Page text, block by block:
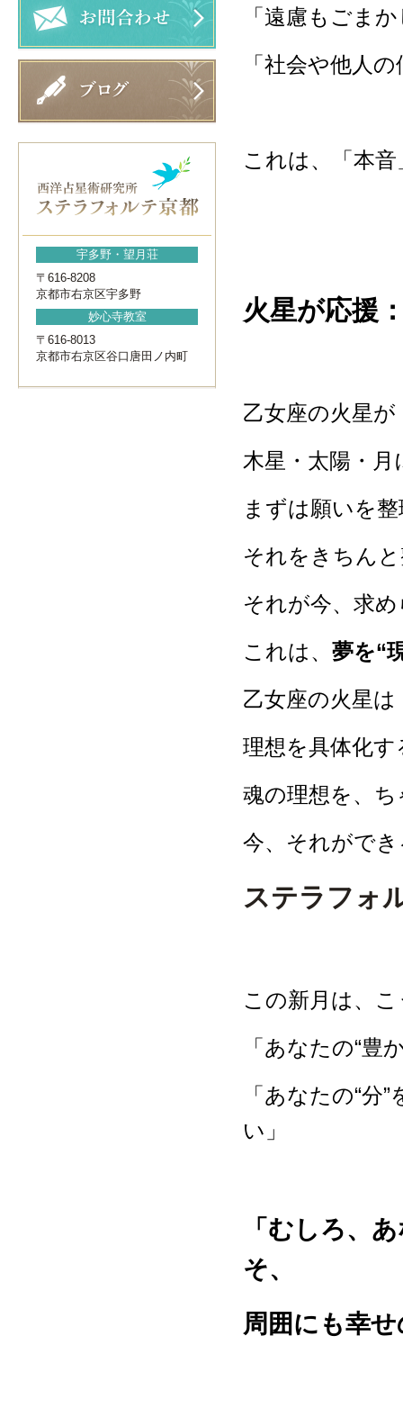
宇多野・望月荘
〒616-8208
京都市右京区宇多野
妙心寺教室
〒616-8013
京都市右京区谷口唐田ノ内町
「遠慮もごま
「社会や他人
これは、「本
火星が応援
乙女座の火星が
木星・太陽・
まずは願いを
それをきちん
それが今、求
これは、 夢を“
乙女座の火星は
理想を具体化す
魂の理想を、
今、それがで
ステラフォ
この新月は、
「あなたの“豊
「あなたの“分
い」
「むしろ、
そ、
周囲にも幸